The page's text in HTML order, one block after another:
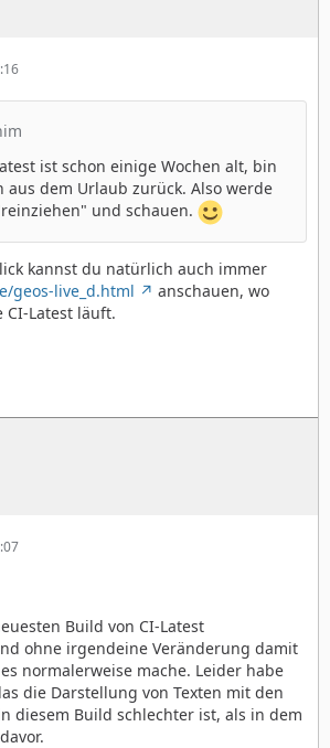
ist schon einige Wochen alt, bin
aus dem Urlaub zurück. Also werde
und schauen.
kannst du natürlich auch immer
geos-live_d.html
anschauen, wo
CI-Latest läuft.
Build von CI-Latest
ohne irgendeine Veränderung damit
normalerweise mache. Leider habe
die Darstellung von Texten mit den
diesem Build schlechter ist, als in dem